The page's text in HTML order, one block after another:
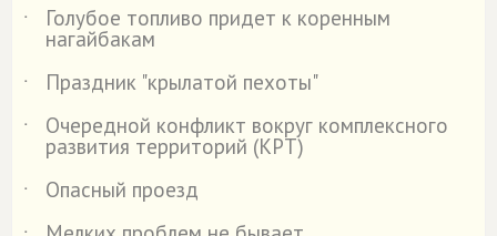
˙ Голубое топливо придет к коренным
нагайбакам
˙
Праздник "крылатой пехоты"
˙
Очередной конфликт вокруг комплексного
развития территорий (КРТ)
˙
Опасный проезд